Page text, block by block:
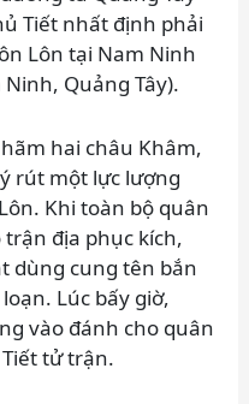
Tiết nhất định phải
Lôn tại Nam Ninh
Quảng Tây).
hai châu Khâm,
rút một lực lượng
Khi toàn bộ quân
trận địa phục kích,
dùng cung tên bắn
Lúc bấy giờ,
vào đánh cho quân
tử trận.